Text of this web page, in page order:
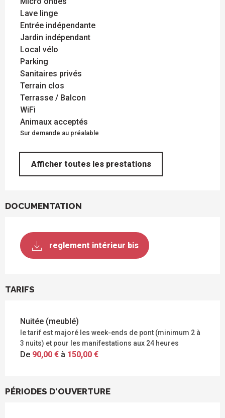
Lave linge
Entrée indépendante
Jardin indépendant
Local vélo
Parking
Sanitaires privés
Terrain clos
Terrasse / Balcon
WiFi
Animaux acceptés
Sur demande au préalable
Afficher toutes les prestations
DOCUMENTATION
reglement intérieur bis
TARIFS
Nuitée (meublé)
le tarif est majoré les week-ends de pont (minimum 2 à
3 nuits) et pour les manifestations aux 24 heures
De 90,00 € à 150,00 €
PÉRIODES D'OUVERTURE